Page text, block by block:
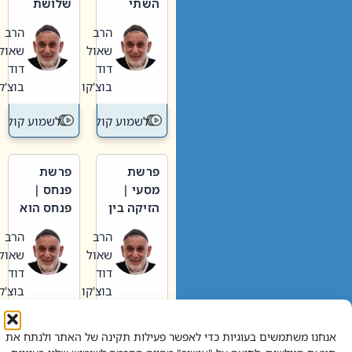
אנחנו משתמשים בעוגיות כדי לאפשר פעילות תקינה של האתר ולנתח את
וערב של
חיינו
הרב
שאול
דוד
בוצ'קו
לשמוע קול תורה – מדרש
האבות
הרב
שאול
דוד
בוצ'קו
לשמוע קול
פרשת
מסעי |
הזיקה בין
הגדול לעם הרב
שאול
דוד
בוצ'קו
לשמוע קול תורה – מדרש
פרשת
פנחס |
פנחס הוא
אליהו: בין
קנאות
הורסת
לקנאות
בונה
הרב
שאול
דוד
בוצ'קו
לשמוע קול